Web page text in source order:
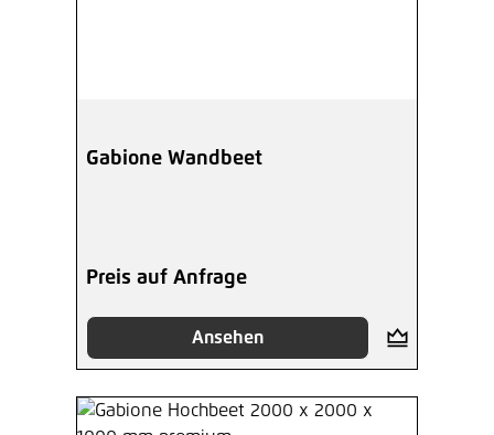
Gabione Wandbeet
Preis auf Anfrage
Ansehen